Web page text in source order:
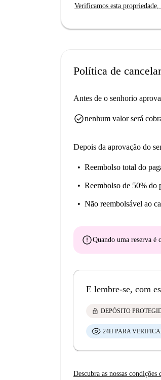
Verificamos esta
Política de
Antes de o senhorio
check_circlenenhum valor será
Depois da aprovação do
Reembolso total do
Reembolso de 50% do
Não reembolsável ao
errorQuando uma reserva é
E lembre-se, com
lock DEPÓSITO
24H PARA
Descubra as nossas condições